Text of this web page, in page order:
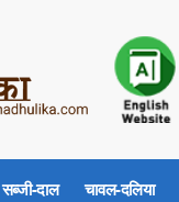
सब्जी-दाल चावल-दलिया